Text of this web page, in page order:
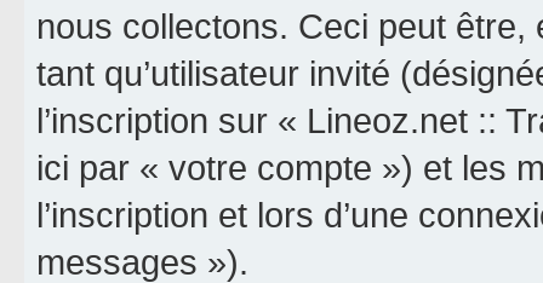
nous collectons. Ceci peut être,
tant qu’utilisateur invité
l’inscription sur « Lineoz.net ::
ici par « votre compte ») et les
l’inscription et lors d’une
messages »).